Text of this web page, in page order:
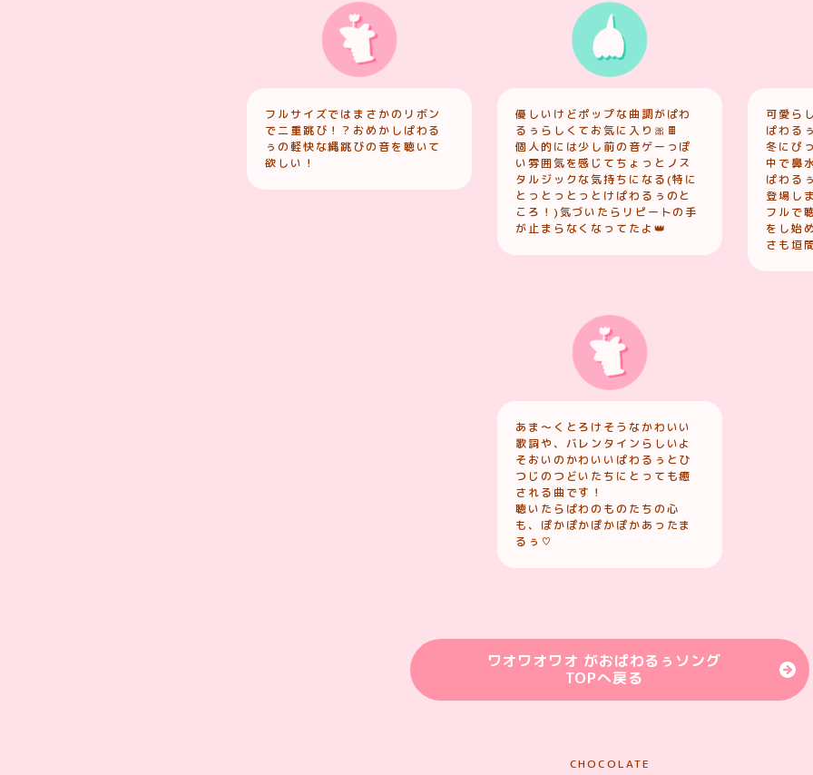
フルサイズではまさかのリボン
で二重跳び！？おめかしぱわる
ぅの軽快な縄跳びの音を聴いて
欲しい！
優しいけどポップな曲調がぱわ
るぅらしくてお気に入り🎀🍫
個人的には少し前の音ゲーっぽ
い雰囲気を感じてちょっとノス
タルジックな気持ちになる(特に
とっとっとっとけぱわるぅのと
ころ！)気づいたらリピートの手
が止まらなくなってたよ👑
可愛ら
ぱわる
冬にぴ
中で鼻
ぱわる
登場し
フルで
をし始
さも垣
あま〜くとろけそうなかわいい
歌詞や、バレンタインらしいよ
そおいのかわいいぱわるぅとひ
つじのつどいたちにとっても癒
される曲です！
聴いたらぱわのものたちの心
も、ぽかぽかぽかぽかあったま
るぅ♡
ワオワオワオ がおぱわるぅソング
TOPへ戻る
CHOCOLATE